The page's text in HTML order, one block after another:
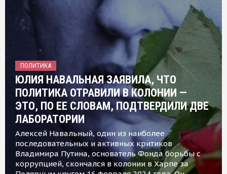
ПОЛИТИКА
ЮЛИЯ НАВАЛЬНАЯ ЗАЯВИЛА, ЧТО
ПОЛИТИКА ОТРАВИЛИ В КОЛОНИИ —
ЭТО, ПО ЕЕ СЛОВАМ, ПОДТВЕРДИЛИ ДВЕ
ЛАБОРАТОРИИ
Алексей Навальный, один из наиболее
последовательных и активных критиков
Владимира Путина, основатель Фонда борьбы с
коррупцией, скончался в колонии в Харпе за